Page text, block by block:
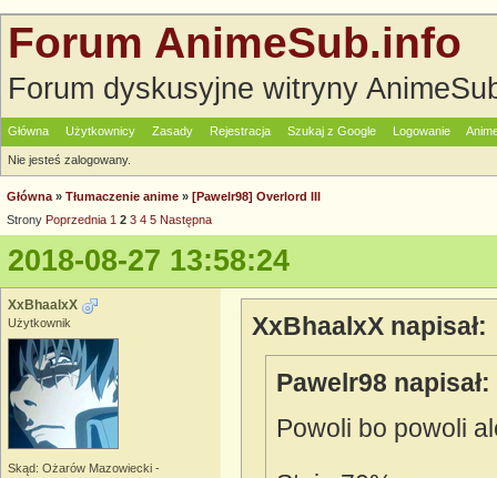
Forum AnimeSub.info
Forum dyskusyjne witryny
Główna Użytkownicy Zasady Rejestracja Szukaj z Google Logowanie
Nie jesteś zalogowany.
Główna » Tłumaczenie anime » [Pawelr98] Overlord III
Strony Poprzednia 1 2 3 4 5 Następna
2018-08-27 13:58:24
XxBhaalxX
Użytkownik
Skąd: Ożarów Mazowiecki -
XxBhaalxX napisał:
Pawelr98 napisał:
Powoli bo powoli